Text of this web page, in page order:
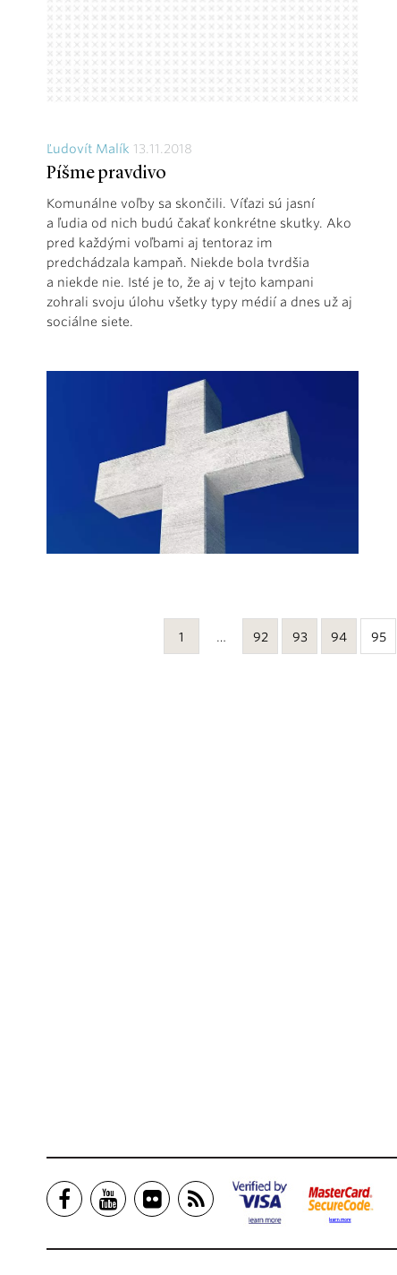
Ľudovít Malík 13.11.2018
Píšme pravdivo
Komunálne voľby sa skončili. Víťazi sú jasní
a ľudia od nich budú čakať konkrétne skutky. Ako
pred každými voľbami aj tentoraz im
predchádzala kampaň. Niekde bola tvrdšia
a niekde nie. Isté je to, že aj v tejto kampani
zohrali svoju úlohu všetky typy médií a dnes už aj
sociálne siete.
1 … 92 93 94 95